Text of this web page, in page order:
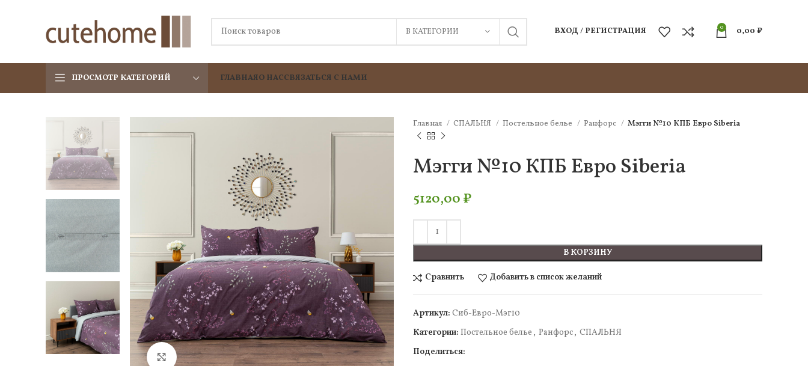
В КАТЕГОРИИ ВХОД / РЕГИСТРАЦИЯ 0 0,00 ₽
ПРОСМОТР КАТЕГОРИЙ ГЛАВНАЯО НАССВЯЗАТЬСЯ С НАМИ
Нажмите, чтобы увеличить
Главная СПАЛЬНЯ Постельное белье Ранфорс Мэгги №10 КПБ Евро Siberia
Мэгги №10 КПБ Евро Siberia
5120,00₽
В КОРЗИНУ
Сравнить Добавить в список желаний
Артикул: Cиб-Евро-Мэг10
Категории: Постельное белье , Ранфорс, СПАЛЬНЯ
Поделиться: